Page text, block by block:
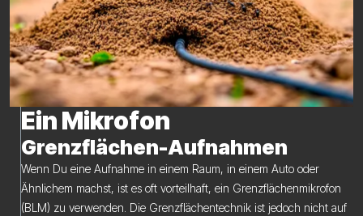
Ein Mikrofon
Grenzflächen-Aufnahmen
Wenn Du eine Aufnahme in einem Raum, in einem Auto oder
Ähnlichem machst, ist es oft vorteilhaft, ein Grenzflächenmikrofon
(BLM) zu verwenden. Die Grenzflächentechnik ist jedoch nicht auf